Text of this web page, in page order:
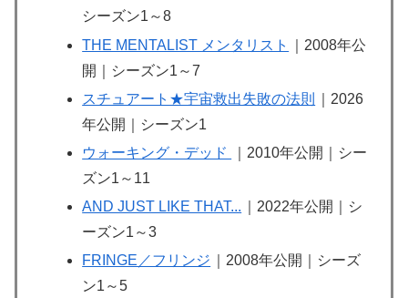
シーズン1～8
THE MENTALIST メンタリスト
｜2008年公
開｜シーズン1～7
スチュアート★宇宙救出失敗の法則
｜2026
年公開｜シーズン1
ウォーキング・デッド
｜2010年公開｜シー
ズン1～11
AND JUST LIKE THAT...
｜2022年公開｜シ
ーズン1～3
FRINGE／フリンジ
｜2008年公開｜シーズ
ン1～5